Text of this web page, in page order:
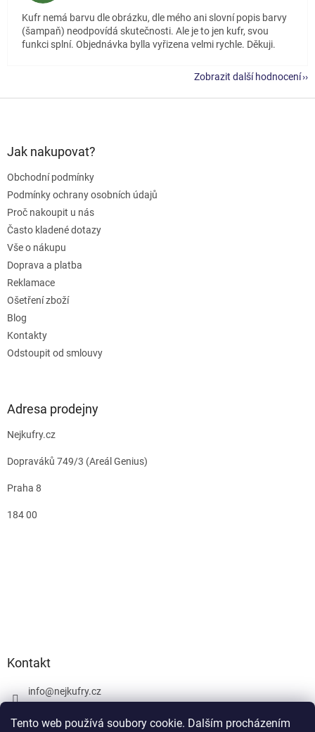
Tento web používá soubory cookie. Dalším procházením
Kufr nemá barvu dle obrázku, dle mého ani slovní popis barvy
(šampaň) neodpovídá skutečnosti. Ale je to jen kufr, svou
funkci splní. Objednávka bylla vyřizena velmi rychle. Děkuji.
Zobrazit další hodnocení
Jak nakupovat?
Obchodní podmínky
Podmínky ochrany osobních údajů
Proč nakoupit u nás
Často kladené dotazy
Vše o nákupu
Doprava a platba
Reklamace
Ošetření zboží
Blog
Kontakty
Odstoupit od smlouvy
Adresa prodejny
Nejkufry.cz
Dopraváků 749/3 (Areál Genius)
Praha 8
184 00
Kontakt
info@nejkufry.cz